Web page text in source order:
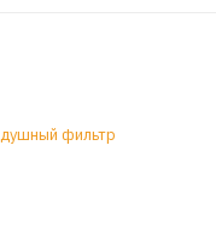
фильтр